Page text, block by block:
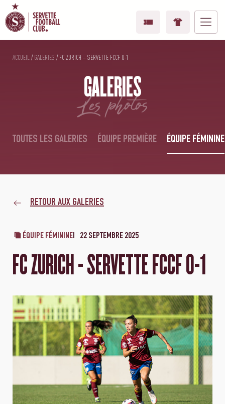
ACCUEIL /GALERIES /FC ZURICH – SERVETTE FCCF 0-1
GALERIES
les photos
TOUTES LES GALERIES ÉQUIPE PREMIÈRE ÉQUIPE FÉMININE
RETOUR AUX GALERIES
ÉQUIPE FÉMININE 22 SEPTEMBRE 2025
FC ZURICH - SERVETTE FCCF 0-1